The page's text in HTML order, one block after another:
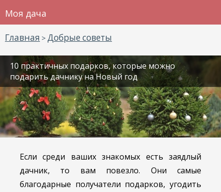
Моя дача
Главная > Добрые советы
10 практичных подарков, которые можно
подарить дачнику на Новый год
Если среди ваших знакомых есть заядлый
дачник, то вам повезло. Они самые
благодарные получатели подарков, угодить